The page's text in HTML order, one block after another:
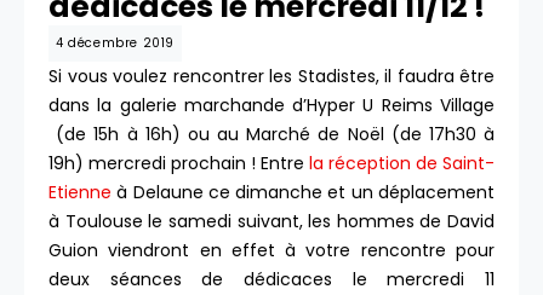
4 décembre 2019
Si vous voulez rencontrer les Stadistes, il faudra être
dans la galerie marchande d’Hyper U Reims Village
(de 15h à 16h) ou au Marché de Noël (de 17h30 à
19h) mercredi prochain ! Entre la réception de Saint-
Etienne à Delaune ce dimanche et un déplacement
à Toulouse le samedi suivant, les hommes de David
Guion viendront en effet à votre rencontre pour
deux séances de dédicaces le mercredi 11